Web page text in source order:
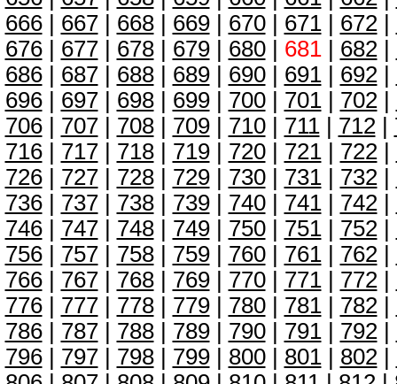
666| 667| 668| 669| 670| 671| 672|
676| 677| 678| 679| 680| 681| 682|
686| 687| 688| 689| 690| 691| 692|
696| 697| 698| 699| 700| 701| 702|
706| 707| 708| 709| 710| 711| 712|
716| 717| 718| 719| 720| 721| 722|
726| 727| 728| 729| 730| 731| 732|
736| 737| 738| 739| 740| 741| 742|
746| 747| 748| 749| 750| 751| 752|
756| 757| 758| 759| 760| 761| 762|
766| 767| 768| 769| 770| 771| 772|
776| 777| 778| 779| 780| 781| 782|
786| 787| 788| 789| 790| 791| 792|
796| 797| 798| 799| 800| 801| 802|